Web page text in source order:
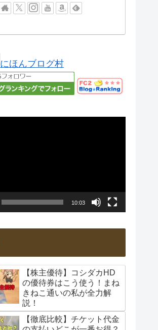
にほんブログ村
10:03
【株主優待】コシダカHD
の優待券はこう使う！まね
きねこ通いの私が全力解
説！
【徹底比較】チケット代金